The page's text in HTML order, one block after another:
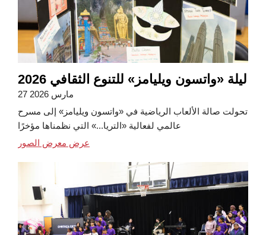
ليلة «واتسون ويليامز» للتنوع الثقافي 2026
27 مارس 2026
تحولت صالة الألعاب الرياضية في «واتسون ويليامز» إلى مسرح
عالمي لفعالية «التريا...» التي نظمناها مؤخرًا
عرض معرض الصور